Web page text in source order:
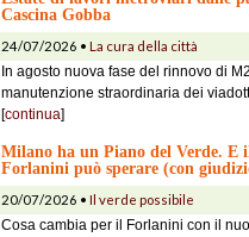
Cascina Gobba
24/07/2026 • La cura della città
In agosto nuova fase del rinnovo di
manutenzione straordinaria dei
[continua]
Milano ha un Piano del Verde. E
Forlanini può sperare (con
20/07/2026 • Il verde possibile
Cosa cambia per il Forlanini con il